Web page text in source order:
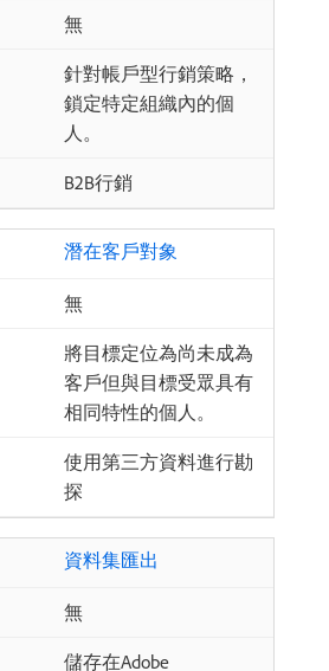
無
針對帳戶型行銷策略，
鎖定特定組織內的個
人。
B2B行銷
潛在客戶對象
無
將目標定位為尚未成為
客戶但與目標受眾具有
相同特性的個人。
使用第三方資料進行勘
探
資料集匯出
無
儲存在Adobe